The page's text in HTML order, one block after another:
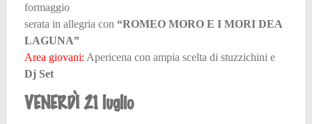
formaggio
serata in allegria con “ROMEO MORO E I MORI DEA
LAGUNA”
Area giovani: Apericena con ampia scelta di stuzzichini e
Dj Set
VENERDÌ 21 luglio